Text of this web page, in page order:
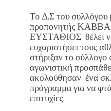
Το Δ.Σ του συλλόγου
προπονητής
ΕΥΣΤΑΘΙΟΣ θέλει
ευχαριστήσει τους
στήριξαν το σύλλογο
αγωνιστική
ακολούθησαν ένα
πρόγραμμα για να
επιτυχίες.